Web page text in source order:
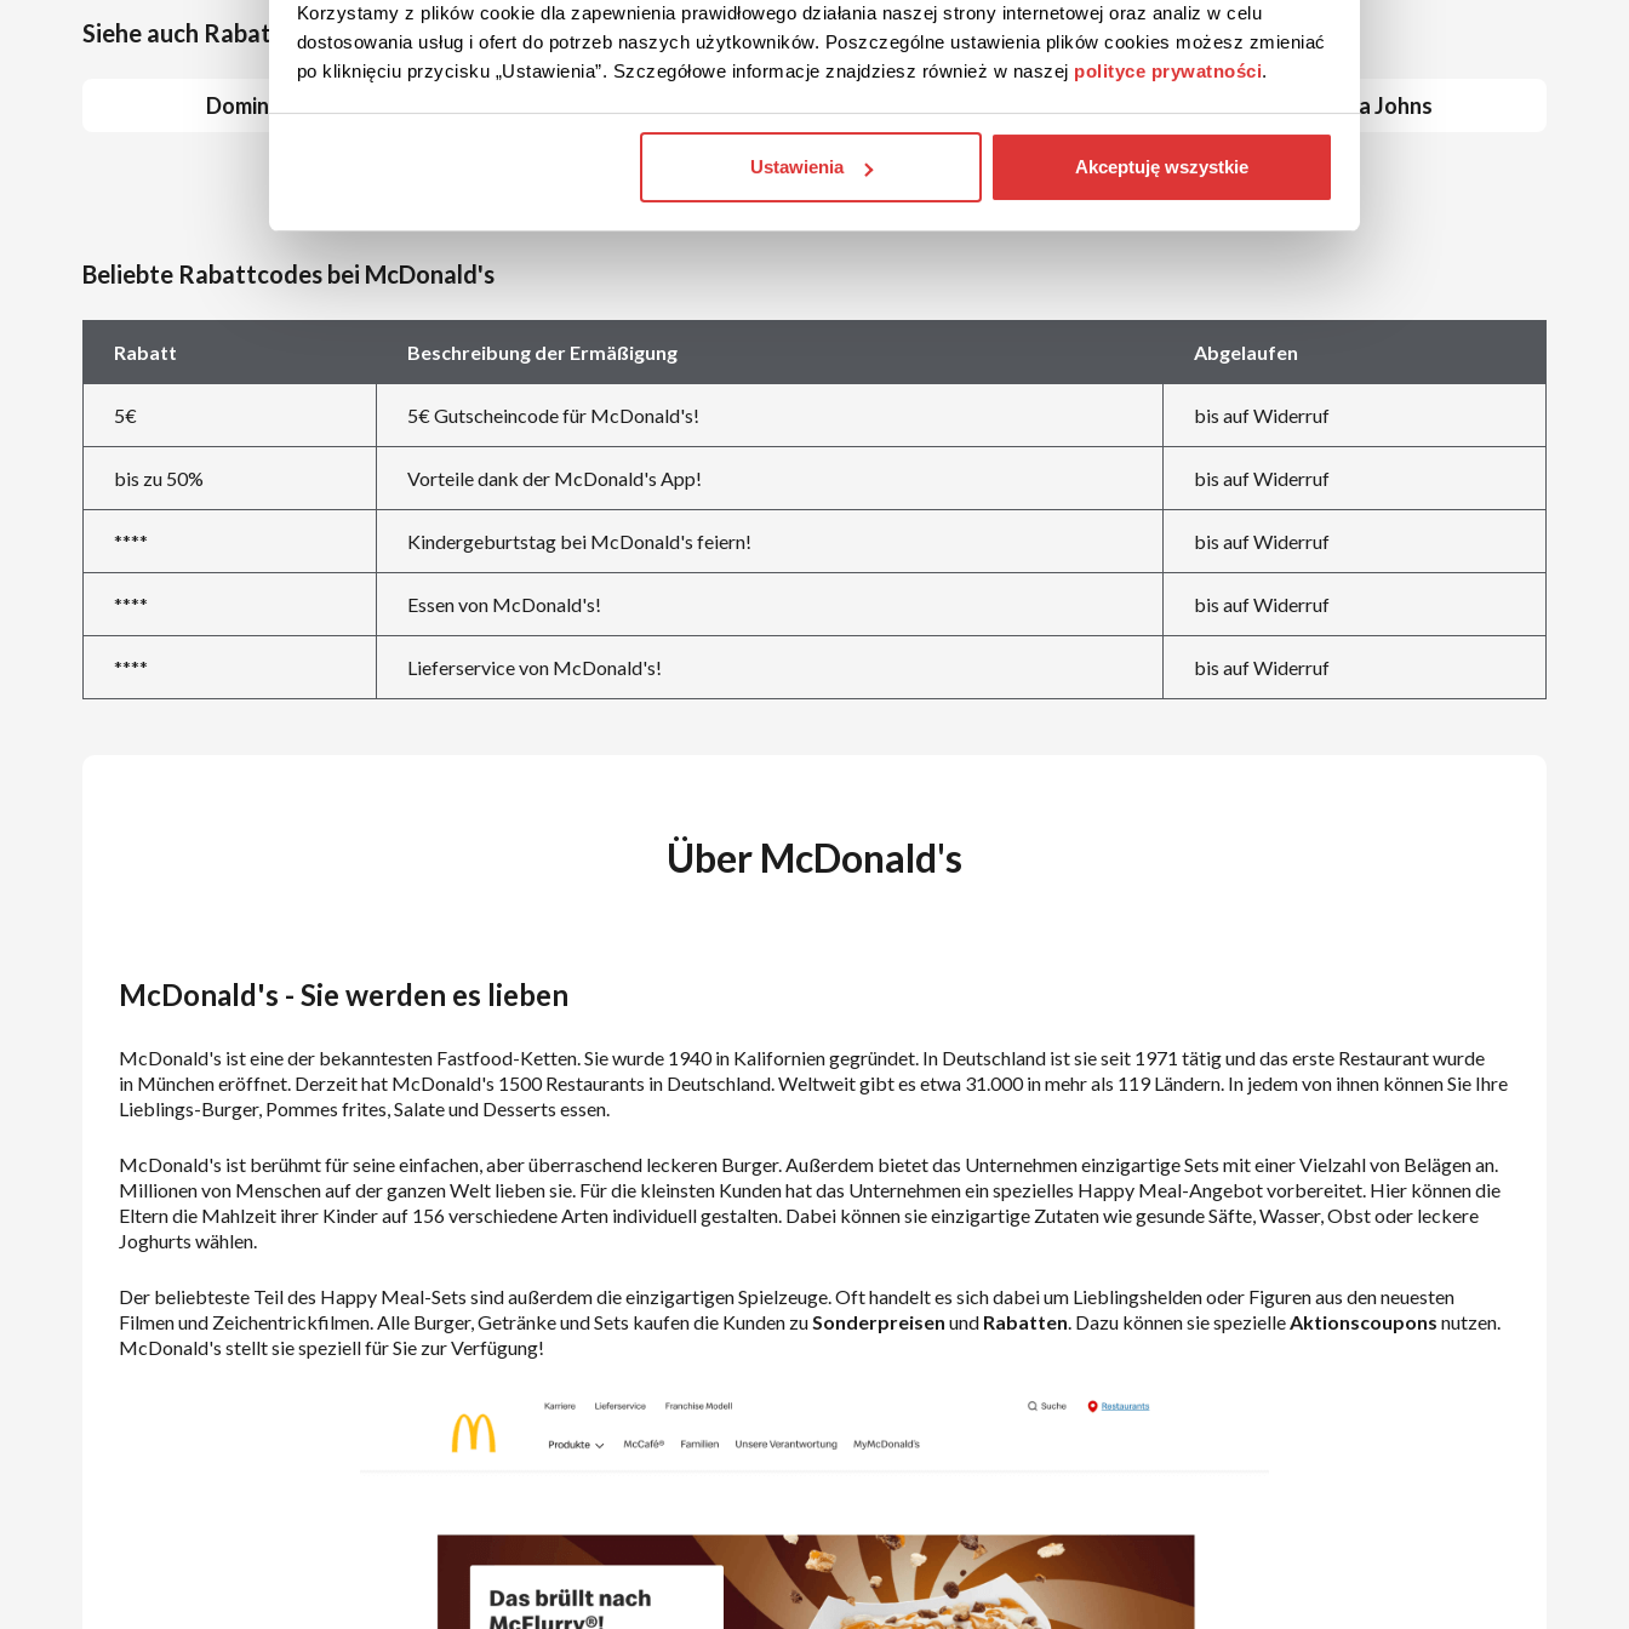
Korzystamy z plików cookie dla zapewnienia prawidłowego działania naszej strony internetowej oraz analiz w celu
dostosowania usług i ofert do potrzeb naszych użytkowników. Poszczególne ustawienia plików cookies możesz zmieniać
po kliknięciu przycisku „Ustawienia”. Szczegółowe informacje znajdziesz również w naszej polityce prywatności.
Ustawienia Akceptuję wszystkie
Siehe auch Rabattcoupons bei ähnlichen Geschäften
Domino's Papa Johns
burgerme
Beliebte Rabattcodes bei McDonald's
Rabatt Beschreibung der Ermäßigung Abgelaufen
5€ 5€ Gutscheincode für McDonald's! bis auf Widerruf
bis zu 50% Vorteile dank der McDonald's App! bis auf Widerruf
**** Kindergeburtstag bei McDonald's feiern! bis auf Widerruf
**** Essen von McDonald's! bis auf Widerruf
**** Lieferservice von McDonald's! bis auf Widerruf
Über McDonald's
McDonald's - Sie werden es lieben
McDonald's ist eine der bekanntesten Fastfood-Ketten. Sie wurde 1940 in Kalifornien gegründet. In Deutschland ist sie seit 1971 tätig und das erste Restaurant wurde
in München eröffnet. Derzeit hat McDonald's 1500 Restaurants in Deutschland. Weltweit gibt es etwa 31.000 in mehr als 119 Ländern. In jedem von ihnen können Sie Ihre
Lieblings-Burger, Pommes frites, Salate und Desserts essen.
McDonald's ist berühmt für seine einfachen, aber überraschend leckeren Burger. Außerdem bietet das Unternehmen einzigartige Sets mit einer Vielzahl von Belägen an.
Millionen von Menschen auf der ganzen Welt lieben sie. Für die kleinsten Kunden hat das Unternehmen ein spezielles Happy Meal-Angebot vorbereitet. Hier können die
Eltern die Mahlzeit ihrer Kinder auf 156 verschiedene Arten individuell gestalten. Dabei können sie einzigartige Zutaten wie gesunde Säfte, Wasser, Obst oder leckere
Joghurts wählen.
Der beliebteste Teil des Happy Meal-Sets sind außerdem die einzigartigen Spielzeuge. Oft handelt es sich dabei um Lieblingshelden oder Figuren aus den neuesten
Filmen und Zeichentrickfilmen. Alle Burger, Getränke und Sets kaufen die Kunden zuSonderpreisen und Rabatten. Dazu können sie spezielleAktionscoupons nutzen.
McDonald's stellt sie speziell für Sie zur Verfügung!